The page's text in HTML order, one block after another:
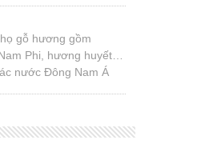
gỗ hương gồm
Phi, hương huyết…
nước Đông Nam Á